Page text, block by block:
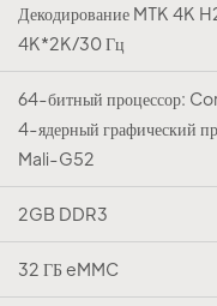
Декодирование MTK 4K
4K*2K/30 Гц
64-битный процессор:
4-ядерный графический
Mali-G52
2GB DDR3
32 ГБ eMMC